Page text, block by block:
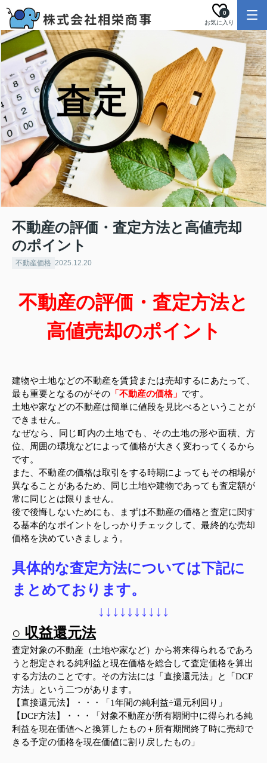
お気に入り
0
不動産の評価・査定方法と高値売却
のポイント
不動産価格 2025.12.20
不動産の評価・査定方法と
高値売却のポイント
建物や土地などの不動産を賃貸または売却するにあたって、
最も重要となるのがその 「 不動産の価格 」 です。
土地や家などの不動産は簡単に値段を見比べるということが
できません。
なぜなら、同じ町内の土地でも、その土地の形や面積、方
位、周囲の環境などによって価格が大きく変わってくるから
です。
また、不動産の価格は取引をする時期によってもその相場が
異なることがあるため、同じ土地や建物であっても査定額が
常に同じとは限りません。
後で後悔しないためにも、まずは不動産の価格と査定に関す
る基本的なポイントをしっかりチェック して、最終的な売却
価格を決めていきましょう。
具体的な査定方法については下記に
まとめております。
↓↓↓ ↓↓↓ ↓↓↓ ↓
○ 収益還元法
査定対象の不動産（土地や家など）から将来得られるであろ
うと想定される純利益と現在価格を総合して査定価格を算出
する方法のことです。その方法には「直接還元法」と「 DCF
方法」という二つがあります。
【直接還元法】 ・・・「 1年間の純利益÷還元利回り」
【DCF方法】
・・・「対象不動産が所有期間中に得られる純
利益を現在価値へと換算したもの＋所有期間終了時に売却で
きる予定の価格を現在価値に割り戻したもの」